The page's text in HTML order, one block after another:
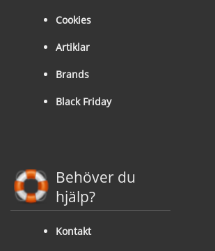
Cookies
Artiklar
Brands
Black Friday
Behöver du
hjälp?
Kontakt